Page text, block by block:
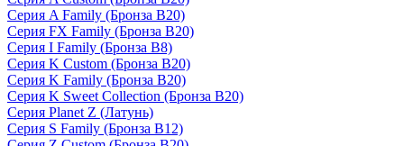
Серия A Family (Бронза B20)
Серия FX Family (Бронза B20)
Серия I Family (Бронза B8)
Серия K Custom (Бронза B20)
Серия K Family (Бронза B20)
Серия K Sweet Collection (Бронза B20)
Серия Planet Z (Латунь)
Серия S Family (Бронза B12)